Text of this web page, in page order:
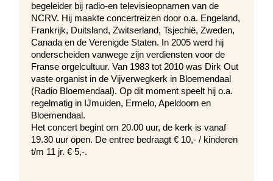
begeleider bij radio-en televisieopnamen van de
NCRV. Hij maakte concertreizen door o.a. Engeland,
Frankrijk, Duitsland, Zwitserland, Tsjechië, Zweden,
Canada en de Verenigde Staten. In 2005 werd hij
onderscheiden vanwege zijn verdiensten voor de
Franse orgelcultuur. Van 1983 tot 2010 was Dirk Out
vaste organist in de Vijverwegkerk in Bloemendaal
(Radio Bloemendaal). Op dit moment speelt hij o.a.
regelmatig in IJmuiden, Ermelo, Apeldoorn en
Bloemendaal.
Het concert begint om 20.00 uur, de kerk is vanaf
19.30 uur open. De entree bedraagt € 10,- / kinderen
t/m 11 jr. € 5,-.